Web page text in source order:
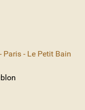
Paris - Le Petit Bain